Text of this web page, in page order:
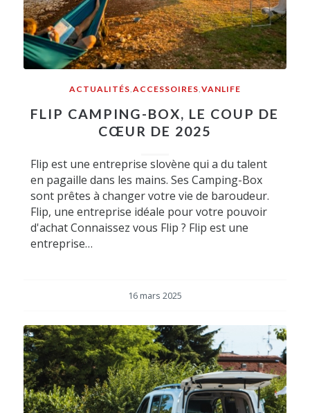
ACTUALITÉS ACCESSOIRES VANLIFE
FLIP CAMPING-BOX, LE COUP DE
CŒUR DE 2025
Flip est une entreprise slovène qui a du talent
en pagaille dans les mains. Ses Camping-Box
sont prêtes à changer votre vie de baroudeur.
Flip, une entreprise idéale pour votre pouvoir
d'achat Connaissez vous Flip ? Flip est une
entreprise…
16 mars 2025